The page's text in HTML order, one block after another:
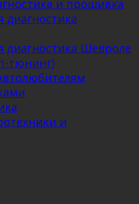
и прошивка
диагностика Шевроле
тюнинг)
и